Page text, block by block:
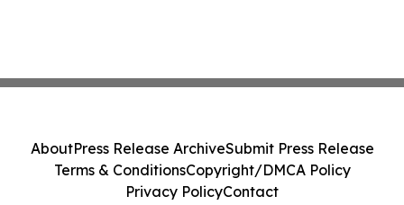
AboutPress Release ArchiveSubmit Press Release
Terms & ConditionsCopyright/DMCA Policy
Privacy PolicyContact